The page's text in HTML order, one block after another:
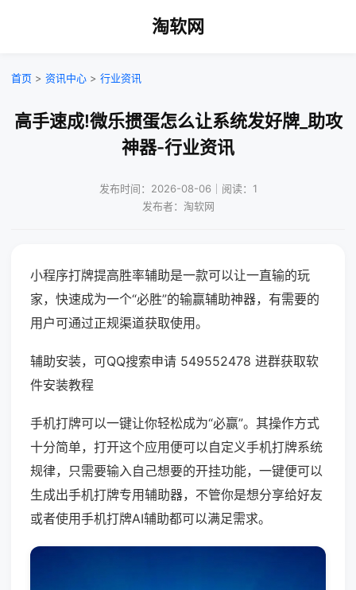
淘软网
首页 > 资讯中心 > 行业资讯
高手速成!微乐掼蛋怎么让系统发好牌_助攻
神器-行业资讯
发布时间：2026-08-06｜阅读：1
发布者：淘软网
小程序打牌提高胜率辅助是一款可以让一直输的玩
家，快速成为一个“必胜”的输赢辅助神器，有需要的
用户可通过正规渠道获取使用。
辅助安装，可QQ搜索申请 549552478 进群获取软
件安装教程
手机打牌可以一键让你轻松成为“必赢”。其操作方式
十分简单，打开这个应用便可以自定义手机打牌系统
规律，只需要输入自己想要的开挂功能，一键便可以
生成出手机打牌专用辅助器，不管你是想分享给好友
或者使用手机打牌AI辅助都可以满足需求。